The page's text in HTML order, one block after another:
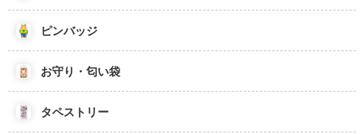
ピンバッジ
お守り・匂い袋
タペストリー